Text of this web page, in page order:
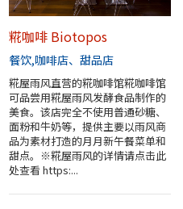
糀咖啡 Biotopos
餐饮 咖啡店、甜品店
糀屋雨风直营的糀咖啡馆糀咖啡馆
可品尝用糀屋雨风发酵食品制作的
美食。该店完全不使用普通砂糖、
面粉和牛奶等，提供主要以雨风商
品为素材打造的月月新午餐菜单和
甜点。※糀屋雨风的详情请点击此
处查看 https:...